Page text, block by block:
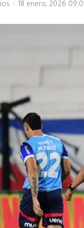
18 enero, 2026